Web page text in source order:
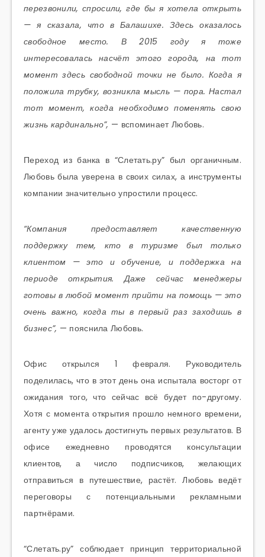
перезвонили, спросили, где бы я хотела открыть
— я сказала, что в Балашихе. Здесь оказалось
свободное место. В 2015 году я тоже
интересовалась насчёт этого города, на тот
момент здесь свободной точки не было. Когда я
положила трубку, возникла мысль — пора. Настал
тот момент, когда необходимо поменять свою
жизнь кардинально”, — вспоминает Любовь.
Переход из банка в “Слетать.ру” был органичным.
Любовь была уверена в своих силах, а инструменты
компании значительно упростили процесс.
“Компания предоставляет качественную
поддержку тем, кто в туризме был только
клиентом — это и обучение, и поддержка на
периоде открытия. Даже сейчас менеджеры
готовы в любой момент прийти на помощь — это
очень важно, когда ты в первый раз заходишь в
бизнес”, — пояснила Любовь.
Офис открылся 1 февраля. Руководитель
поделилась, что в этот день она испытала восторг от
ожидания того, что сейчас всё будет по-другому.
Хотя с момента открытия прошло немного времени,
агенту уже удалось достигнуть первых результатов. В
офисе ежедневно проводятся консультации
клиентов, а число подписчиков, желающих
отправиться в путешествие, растёт. Любовь ведёт
переговоры с потенциальными рекламными
партнёрами.
“Слетать.ру” соблюдает принцип территориальной